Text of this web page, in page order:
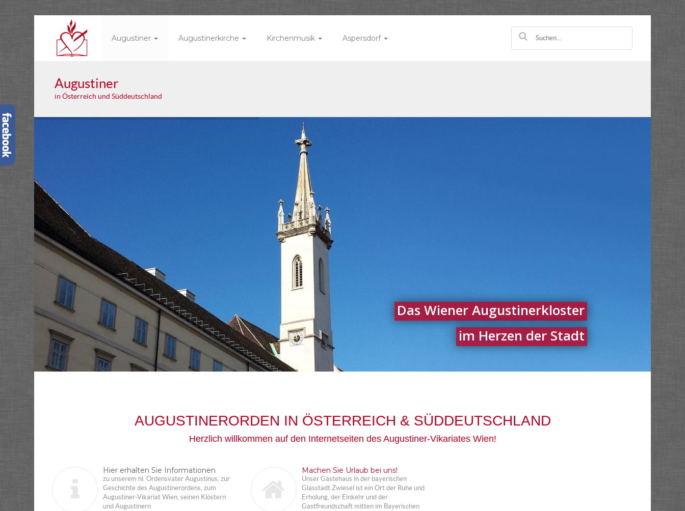
Augustiner Augustinerkirche Kirchenmusik Aspersdorf
Augustiner
in Österreich und Süddeutschland
Das Wiener Augustinerkloster
im Herzen der Stadt
AUGUSTINERORDEN IN ÖSTERREICH & SÜDDEUTSCHLAND
Herzlich willkommen auf den Internetseiten des Augustiner-Vikariates Wien!
Hier erhalten Sie Informationen
zu unserem hl. Ordensvater Augustinus, zur
Geschichte des Augustinerordens, zum
Augustiner-Vikariat Wien, seinen Klöstern
und Augustinern
Machen Sie Urlaub bei uns!
Unser Gästehaus in der bayerischen
Glasstadt Zwiesel ist ein Ort der Ruhe und
Erholung, der Einkehr und der
Gastfreundschaft mitten im Bayerischen